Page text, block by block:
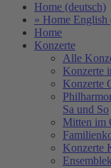
Home (deutsch)
» Home English
Home
Konzerte
Alle
Konzerte
Konzerte
Sa und So
Mitten im
Konzerte